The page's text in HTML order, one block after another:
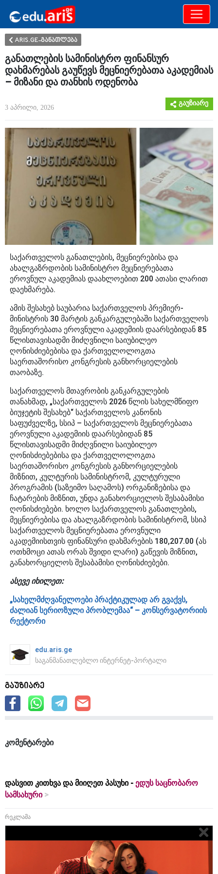
განათლება
ARIS.GE-განათლება
განათლების სამინისტრო ფინანსურ
დახმარებას გაუწევს მეცნიერებათა აკადემიას
– მიზანი და თანხის ოდენობა
3 აპრილი, 2026
გაუზიარე
საქართველოს განათლების, მეცნიერებისა და
ახალგაზრდობის სამინისტრო მეცნიერებათა
ეროვნულ აკადემიას დაახლოებით 200 ათასი ლარით
დაეხმარება.
ამის შესახებ საუბარია საქართველოს პრემიერ-
მინისტრის 30 მარტის განკარგულებაში საქართველოს
მეცნიერებათა ეროვნული აკადემიის დაარსებიდან 85
წლისთავისადმი მიძღვნილი საიუბილეო
ღონისძიებებისა და ქართველოლოგთა
საერთაშორისო კონგრესის განხორციელების
თაობაზე.
საქართველოს მთავრობის განკარგულების
თანახმად, „საქართველოს 2026 წლის სახელმწიფო
ბიუჯეტის შესახებ“ საქართველოს კანონის
საფუძველზე, სსიპ – საქართველოს მეცნიერებათა
ეროვნული აკადემიის დაარსებიდან 85
წლისთავისადმი მიძღვნილი საიუბილეო
ღონისძიებებისა და ქართველოლოგთა
საერთაშორისო კონგრესის განხორციელების
მიზნით, კულტურის სამინისტრომ, კულტურული
პროგრამის (საზეიმო საღამოს) ორგანიზებისა და
ჩატარების მიზნით, უნდა განახორციელოს შესაბამისი
ღონისძიებები. ხოლო საქართველოს განათლების,
მეცნიერებისა და ახალგაზრდობის სამინისტრომ, სსიპ
საქართველოს მეცნიერებათა ეროვნული
აკადემიისთვის ფინანსური დახმარების 180,207.00 (ას
ოთხმოცი ათას ორას შვიდი ლარი) გაწევის მიზნით,
განახორციელოს შესაბამისი ღონისძიებები.
ასევე იხილეთ:
„სახელმძღვანელოები პრაქტიკულად არ გვაქვს,
ძალიან სერიოზული პრობლემაა“ – კონსერვატორიის
რექტორი
edu.aris.ge
საგანმანათლებლო ინტერნეტ-პორტალი
გაუზიარე
კომენტარები
დასვით კითხვა და მიიღეთ პასუხი - ედუს საცნობარო
სამსახური
რეკლამა